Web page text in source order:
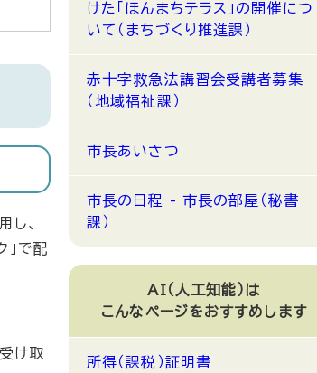
、
で配
け取
けた「ほんまちテラス」の開催につ
いて（まちづくり推進課）
赤十字救急法講習会受講者募集
（地域福祉課）
市長あいさつ
市長の日程 - 市長の部屋（秘書
課）
AI（人工知能）は
こんなページをおすすめします
所得（課税）証明書